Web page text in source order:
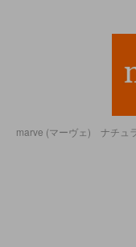
marve (マーヴェ) ナチュ